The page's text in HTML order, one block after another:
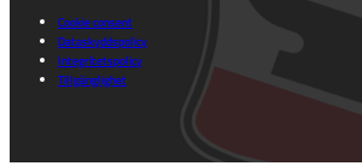
Cookie consent
Dataskyddspolicy
Integritetspolicy
Tillgänglighet